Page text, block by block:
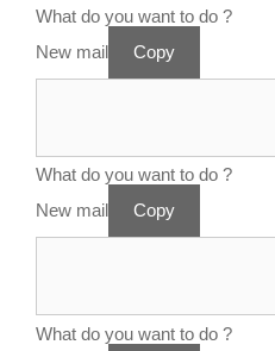
What do you want to do ?
New mail
Copy
What do you want to do ?
New mail
Copy
What do you want to do ?